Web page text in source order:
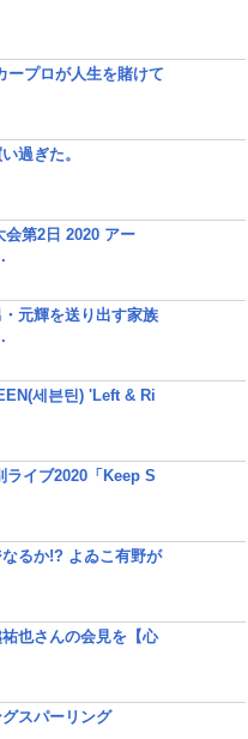
ープロが人生を賭けて
過ぎた。
会第2日 2020 アー
元輝を送り出す家族
세븐틴) 'Left & Ri
ライブ2020「Keep S
なるか!? よゐこ有野が
也さんの会見を【心
スパーリング